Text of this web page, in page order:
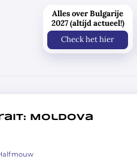
Moldova
Alles over Bulgarije
2027 (altijd actueel!)
Check het hier